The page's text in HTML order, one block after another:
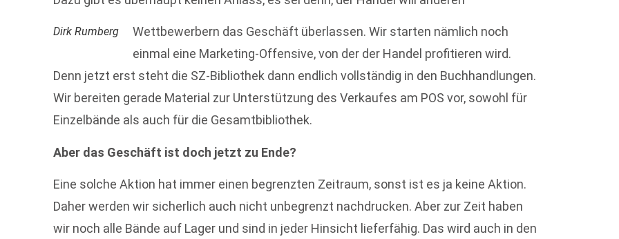
Dirk Rumberg
Wettbewerbern das Geschäft überlassen. Wir starten nämlich noch
einmal eine Marketing-Offensive, von der der Handel profitieren wird.
Denn jetzt erst steht die SZ-Bibliothek dann endlich vollständig in den Buchhandlungen.
Wir bereiten gerade Material zur Unterstützung des Verkaufes am POS vor, sowohl für
Einzelbände als auch für die Gesamtbibliothek.
Aber das Geschäft ist doch jetzt zu Ende?
Eine solche Aktion hat immer einen begrenzten Zeitraum, sonst ist es ja keine Aktion.
Daher werden wir sicherlich auch nicht unbegrenzt nachdrucken. Aber zur Zeit haben
wir noch alle Bände auf Lager und sind in jeder Hinsicht lieferfähig. Das wird auch in den